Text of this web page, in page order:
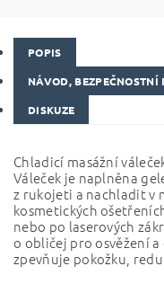
POPIS
NÁVOD, BEZPEČNOSTNÍ
DISKUZE
Chladicí masážní
Váleček je naplněna
z rukojeti a nachladit v
kosmetických
nebo po laserových
o obličej pro osvěžení
zpevňuje pokožku,